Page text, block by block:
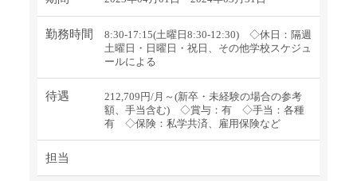
勤務時間
8:30-17:15(土曜日8:30-12:30) ◇休日：隔週
土曜日・日曜日・祝日、その他学校スケジュ
ールによる
待遇
212,709円/月～(新卒・未経験の場合の参考
額、手当含む) ◇賞与：有 ◇手当：各種
有 ◇保険：私学共済、雇用保険など
担当